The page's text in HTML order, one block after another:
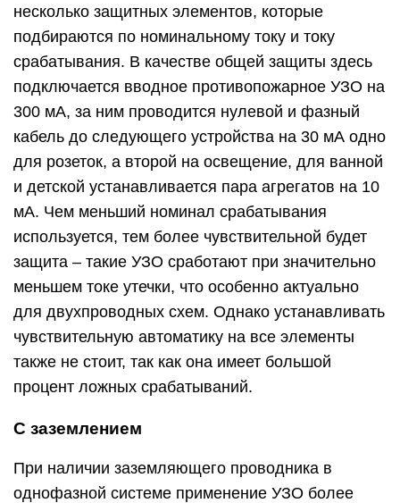
несколько защитных элементов, которые
подбираются по номинальному току и току
срабатывания. В качестве общей защиты здесь
подключается вводное противопожарное УЗО на
300 мА, за ним проводится нулевой и фазный
кабель до следующего устройства на 30 мА одно
для розеток, а второй на освещение, для ванной
и детской устанавливается пара агрегатов на 10
мА. Чем меньший номинал срабатывания
используется, тем более чувствительной будет
защита – такие УЗО сработают при значительно
меньшем токе утечки, что особенно актуально
для двухпроводных схем. Однако устанавливать
чувствительную автоматику на все элементы
также не стоит, так как она имеет большой
процент ложных срабатываний.
С заземлением
При наличии заземляющего проводника в
однофазной системе применение УЗО более